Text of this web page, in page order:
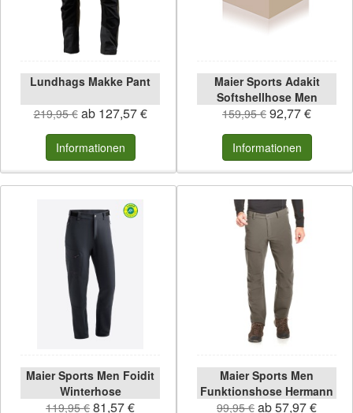
Lundhags Makke Pant
219,95 € ab 127,57 €
Informationen
Maier Sports Adakit
Softshellhose Men
159,95 € 92,77 €
Informationen
Maier Sports Men Foidit
Winterhose
119,95 € 81,57 €
Maier Sports Men
Funktionshose Hermann
99,95 € ab 57,97 €